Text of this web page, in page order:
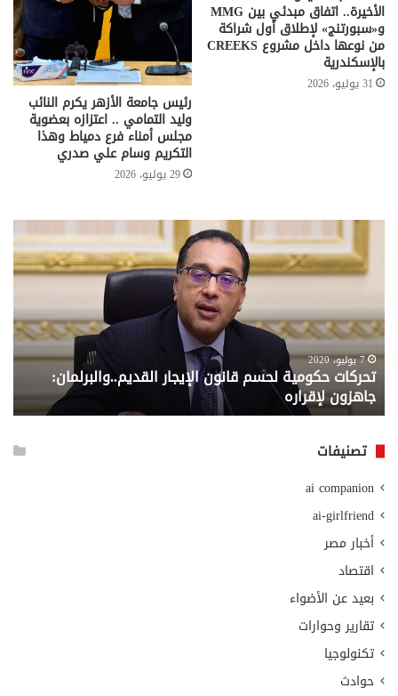
الأخيرة.. اتفاق مبدئي بين MMG
و«سبورتنج» لإطلاق أول شراكة
من نوعها داخل مشروع CREEKS
بالإسكندرية
31 يوليو، 2026
رئيس جامعة الأزهر يكرم النائب
وليد التمامي .. اعتزازه بعضوية
مجلس أمناء فرع دمياط وهذا
التكريم وسام علي صدري
29 يوليو، 2026
تحركات
حكومية
لحسم
قانون
القديم..والبرلمان:
جاهزون
لإقراره
7 يوليو، 2020
تحركات حكومية لحسم قانون الإيجار القديم..والبرلمان:
جاهزون لإقراره
..
من
تصنيفات
ai companion
ai-girlfriend
أخبار مصر
اقتصاد
بعيد عن الأضواء
تقارير وحوارات
تكنولوجيا
حوادث